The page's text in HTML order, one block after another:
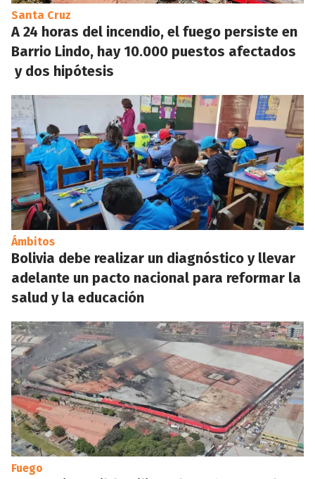
Santa Cruz
A 24 horas del incendio, el fuego persiste en
Barrio Lindo, hay 10.000 puestos afectados
y dos hipótesis
Ámbitos
Bolivia debe realizar un diagnóstico y llevar
adelante un pacto nacional para reformar la
salud y la educación
Fuego